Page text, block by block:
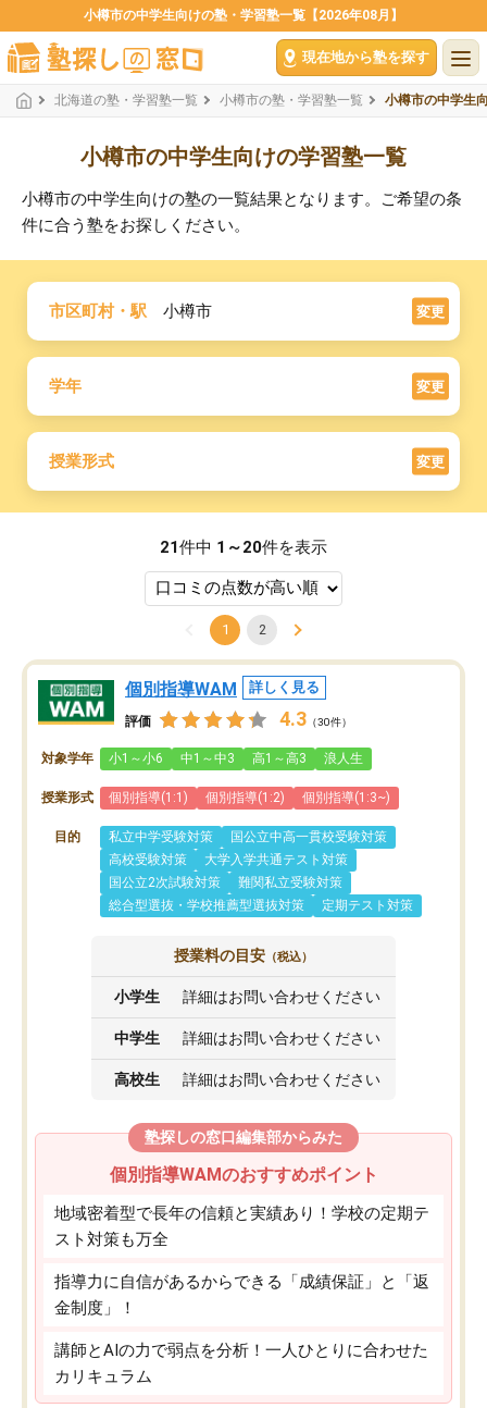
小樽市の中学生向けの塾・学習塾一覧【2026年08月】
現在地から塾を探す
北海道の塾・学習塾一覧 小樽市の塾・学習塾一覧 小樽市の中学生
小樽市の中学生向けの学習塾一覧
小樽市の中学生向けの塾の一覧結果となります。ご希望の条
件に合う塾をお探しください。
市区町村・駅 小樽市 変更
学年 変更
授業形式 変更
21件中 1～20件を表示
1 2
個別指導WAM 詳しく見る
評価 4.3 （30件）
対象学年 小1～小6 中1～中3 高1～高3 浪人生
授業形式 個別指導(1:1) 個別指導(1:2) 個別指導(1:3~)
目的 私立中学受験対策
国公立中高一貫校受験対策
高校受験対策
大学入学共通テスト対策
国公立2次試験対策
難関私立受験対策
総合型選抜・学校推薦型選抜対策
定期テスト対策
授業料の目安 （税込）
小学生 詳細はお問い合わせください
中学生 詳細はお問い合わせください
高校生 詳細はお問い合わせください
塾探しの窓口編集部からみた
個別指導WAMのおすすめポイント
地域密着型で長年の信頼と実績あり！学校の定期テ
スト対策も万全
指導力に自信があるからできる「成績保証」と「返
金制度」！
講師とAIの力で弱点を分析！一人ひとりに合わせた
カリキュラム